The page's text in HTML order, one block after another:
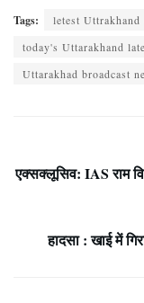
Tags:
letest
today's Uttarakhand
Uttarakhad broadcast
एक्सक्लूसिव: IAS राम
हादसा : खाई में